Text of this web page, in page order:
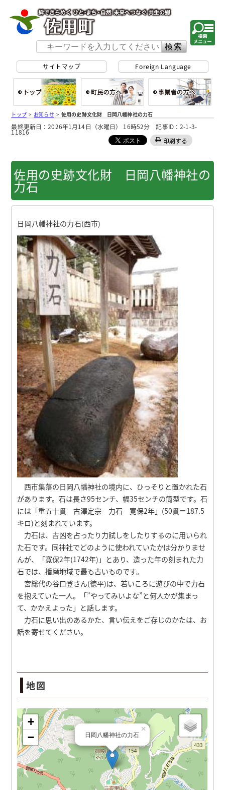
サイトマップ Foreign Language
総合トップ 町民の方へ
トップ> お知らせ>佐用の史跡文化財 日岡八幡神社の力石
最終更新日：2026年1月14日（水曜日） 16時52分 記事ID：2-1-3-
11816
印刷する
佐用の史跡文化財 日岡八幡神社の
力石
日岡八幡神社の力石(西市)
西市集落の日岡八幡神社の境内に、ひっそりと置かれた石
があります。石は長さ95センチ、幅35センチの筒型です。石
には「重五十貫 古澤定宗 力石 寛保2年」(50貫＝187.5
キロ)と刻まれています。
力石は、吉凶を占ったり力試しをしたりするのに用いられ
た石です。同神社でどのように使われていたかは分かりませ
んが、「寛保2年(1742年)」とあり、造った年の刻まれた力
石では、播磨地域で最も古いものです。
宮総代の谷口登さん(徳平)は、若いころに遊びの中で力石
を抱えていた一人。「”やってみいよな”と何人かが集まっ
て、かかえよった」と話します。
力石に思い出のあるかた、言い伝えをご存じのかたは、お
話を寄せてください。
地図
日岡八幡神社の力石